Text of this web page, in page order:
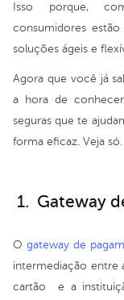
Isso porque,
consumidores
soluções ágeis e
Agora que você já
a hora de
seguras que te
forma eficaz. Veja só.
1. Gateway
Ogateway de
intermediação entre
cartão e a